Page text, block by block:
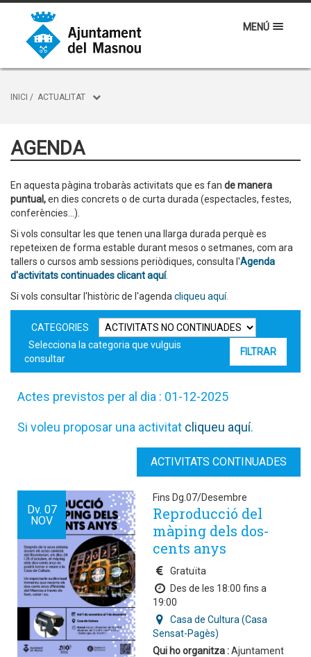
MENÚ
INICI / ACTUALITAT
AGENDA
En aquesta pàgina trobaràs activitats que es fan de manera
puntual,en dies concrets o de curta durada (espectacles, festes,
conferències...).
Si vols consultar les que tenen una llarga durada perquè es
repeteixen de forma estable durant mesos o setmanes, com ara
tallers o cursos amb sessions periòdiques, consulta l'Agenda
d'activitats continuades clicant aquí.
Si vols consultar l'històric de l'agenda cliqueu aquí.
CATEGORIES
Selecciona la categoria que vulguis
consultar
Actes previstos per al dia : 01-12-2025
Si voleu proposar una activitat cliqueu aquí.
ACTIVITATS CONTINUADES
Dv. 07
NOV
Fins Dg.07/Desembre
Reproducció del
màping dels dos-
cents anys
Gratuïta
Des de les 18:00 fins a
19:00
Casa de Cultura (Casa
Sensat-Pagès)
Qui ho organitza :Ajuntament